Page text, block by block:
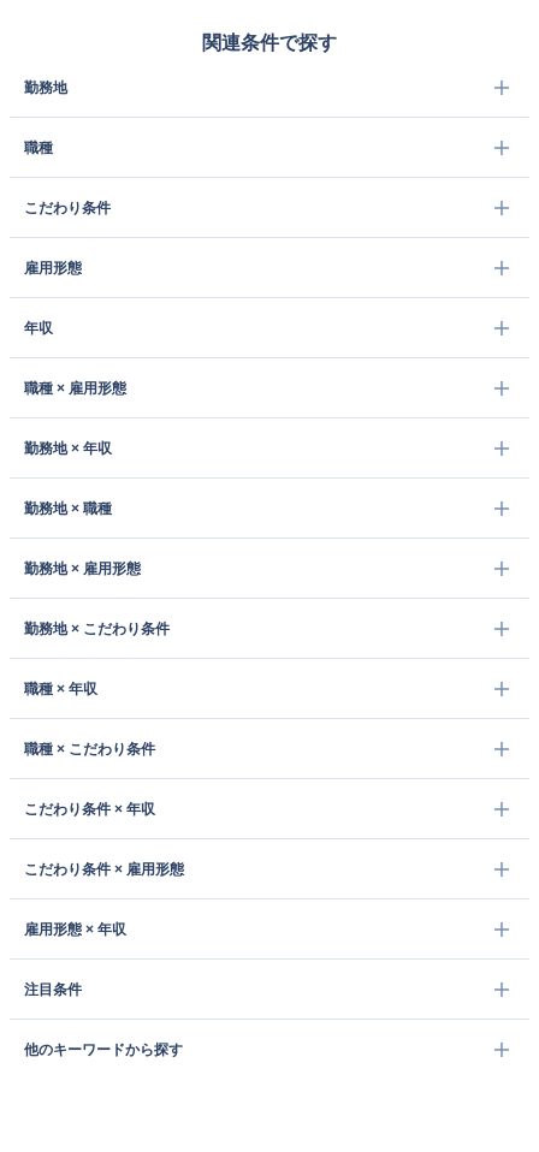
関連条件で探す
勤務地
職種
こだわり条件
雇用形態
年収
職種 × 雇用形態
勤務地 × 年収
勤務地 × 職種
勤務地 × 雇用形態
勤務地 × こだわり条件
職種 × 年収
職種 × こだわり条件
こだわり条件 × 年収
こだわり条件 × 雇用形態
雇用形態 × 年収
注目条件
他のキーワードから探す